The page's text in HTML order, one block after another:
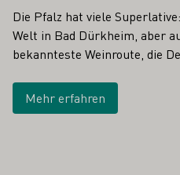
Die Pfalz hat viele
Welt in Bad Dürkheim, aber
bekannteste Weinroute, die
Mehr erfahren